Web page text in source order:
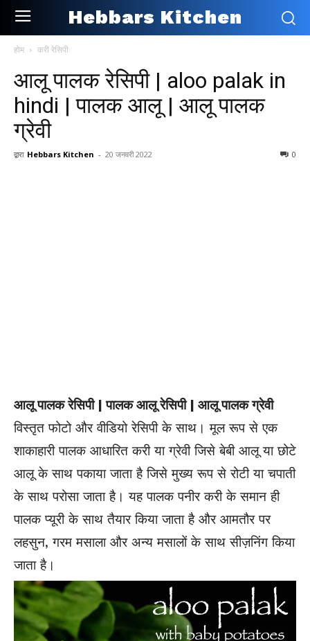
Hebbars Kitchen
होम करी रेसिपी
आलू पालक रेसिपी | aloo palak in
hindi | पालक आलू | आलू पालक
ग्रेवी
द्वारा Hebbars Kitchen - 20 जनवरी 2022 0
आलू पालक रेसिपी | पालक आलू रेसिपी | आलू पालक ग्रेवी
विस्तृत फोटो और वीडियो रेसिपी के साथ। मूल रूप से एक
शाकाहारी पालक आधारित करी या ग्रेवी जिसे बेबी आलू या छोटे
आलू के साथ पकाया जाता है जिसे मुख्य रूप से रोटी या चपाती
के साथ परोसा जाता है। यह पालक पनीर करी के समान ही
पालक प्यूरी के साथ तैयार किया जाता है और आमतौर पर
लहसुन, गरम मसाला और अन्य मसालों के साथ सीज़निंग किया
जाता है।